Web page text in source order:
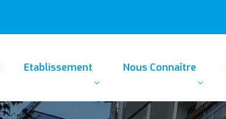
Etablissement Nous Connaître